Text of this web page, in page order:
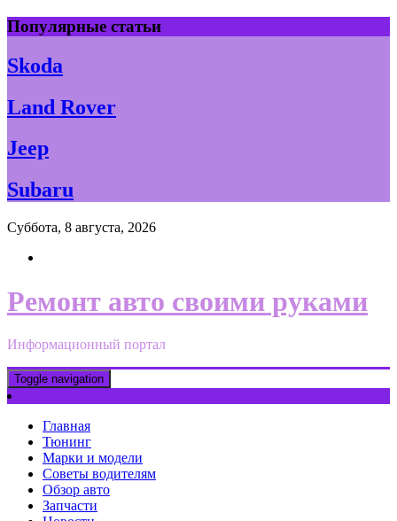
Skip
to
content
Популярные статьи
Skoda
Land Rover
Jeep
Subaru
Суббота, 8 августа, 2026
Ремонт авто своими руками
Информационный портал
Toggle navigation
Главная
Тюнинг
Марки и модели
Советы водителям
Обзор авто
Запчасти